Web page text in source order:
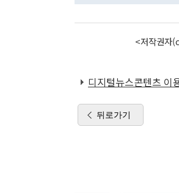
<저작권자
디지털뉴스콘텐츠 이
뒤로가기